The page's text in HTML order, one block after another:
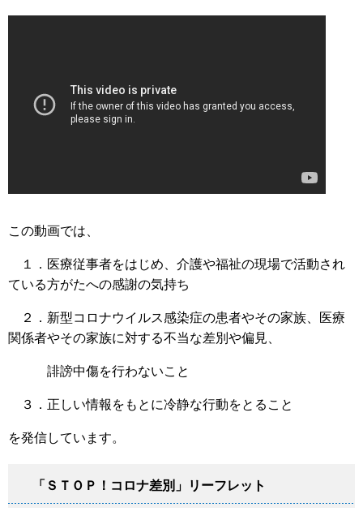
この動画では、
１．医療従事者をはじめ、介護や福祉の現場で活動され
ている方がたへの感謝の気持ち
２．新型コロナウイルス感染症の患者やその家族、医療
関係者やその家族に対する不当な差別や偏見、
誹謗中傷を行わないこと
３．正しい情報をもとに冷静な行動をとること
を発信しています。
「ＳＴＯＰ！コロナ差別」リーフレット